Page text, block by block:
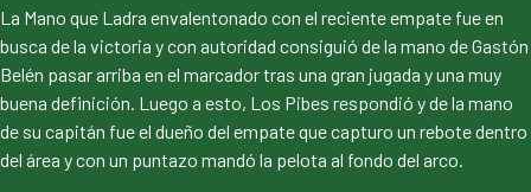
La Mano que Ladra envalentonado con el reciente empate fue en
busca de la victoria y con autoridad consiguió de la mano de Gastón
Belén pasar arriba en el marcador tras una gran jugada y una muy
buena definición. Luego a esto, Los Pibes respondió y de la mano
de su capitán fue el dueño del empate que capturo un rebote dentro
del área y con un puntazo mandó la pelota al fondo del arco.